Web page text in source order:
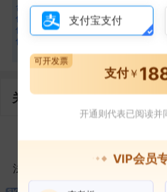
合
作
伙
伴
钟 钟祝贤
合作1次 李
海南海
关联企业
3
法定代表人
3
对外投资
支付宝支付
支付￥
可开发票
开通则代表已阅读并
VIP会员